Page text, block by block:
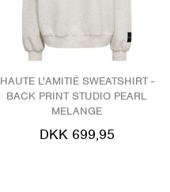
HAUTE L'AMITIÉ SWEATSHIRT -
BACK PRINT STUDIO PEARL
MELANGE
DKK 699,95